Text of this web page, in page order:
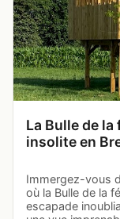
La Bulle de
insolite en
Immergez-vous
où la Bulle de la
escapade